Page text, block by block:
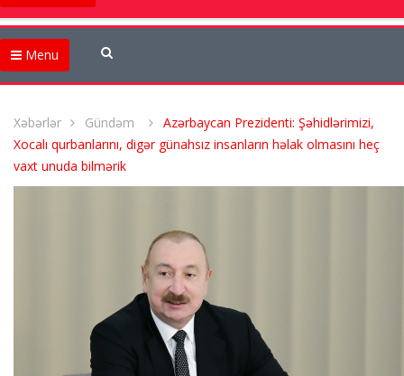
Menu
Xəbərlər Gündəm
Azərbaycan Prezidenti: Şəhidlərimizi,
Xocalı qurbanlarını, digər günahsız insanların həlak olmasını heç
vaxt unuda bilmərik